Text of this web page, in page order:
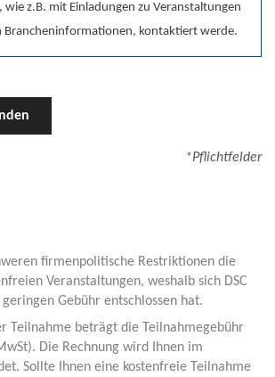
z.B. mit Einladungen zu Veranstaltungen
Brancheninformationen, kontaktiert werde.
*Pflichtfelder
firmenpolitische Restriktionen die
Veranstaltungen, weshalb sich DSC
Gebühr entschlossen hat.
Teilnahme beträgt die Teilnahmegebühr
Die Rechnung wird Ihnen im
Sollte Ihnen eine kostenfreie Teilnahme